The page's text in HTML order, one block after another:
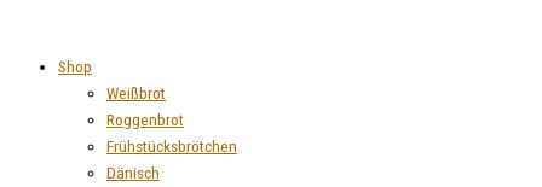
springenShop
Weißbrot
Roggenbrot
Frühstücksbrötchen
Dänisch
Menge